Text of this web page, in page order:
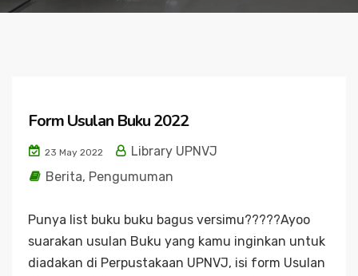
Form Usulan Buku 2022
23 May 2022
Library UPNVJ
Berita, Pengumuman
Punya list buku buku bagus versimu?????Ayoo
suarakan usulan Buku yang kamu inginkan untuk
diadakan di Perpustakaan UPNVJ, isi form Usulan